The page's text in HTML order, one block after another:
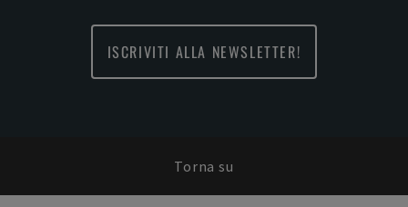
ISCRIVITI ALLA NEWSLETTER!
Torna su